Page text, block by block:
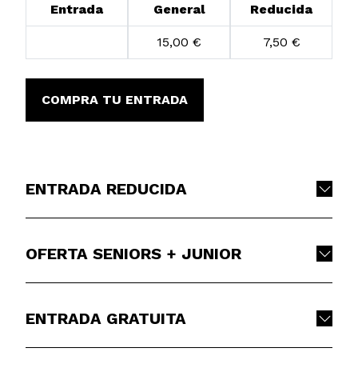
Entrada General Reducida
15,00 € 7,50 €
COMPRA TU ENTRADA
ENTRADA REDUCIDA
OFERTA SENIORS + JUNIOR
ENTRADA GRATUITA